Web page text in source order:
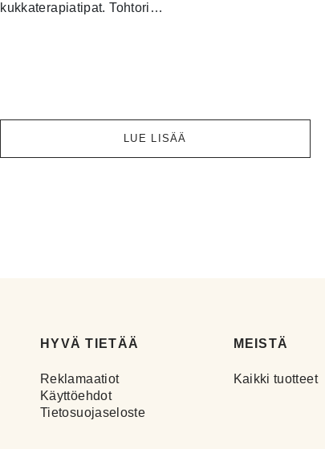
kukkaterapiatipat. Tohtori…
LUE LISÄÄ
HYVÄ TIETÄÄ
Reklamaatiot
Käyttöehdot
Tietosuojaseloste
MEISTÄ
Kaikki tuotteet